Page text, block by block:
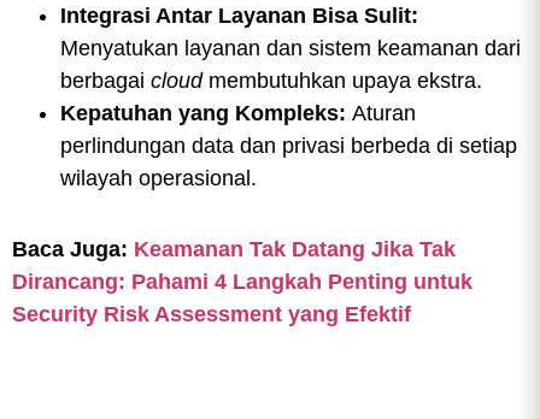
Integrasi Antar Layanan Bisa Sulit:
Menyatukan layanan dan sistem keamanan dari
berbagai cloud membutuhkan upaya ekstra.
Kepatuhan yang Kompleks: Aturan
perlindungan data dan privasi berbeda di setiap
wilayah operasional.
Baca Juga: Keamanan Tak Datang Jika Tak
Dirancang: Pahami 4 Langkah Penting untuk
Security Risk Assessment yang Efektif